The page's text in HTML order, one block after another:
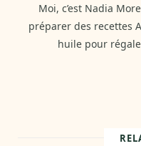
Moi, c’est Nadia
préparer des recettes
huile pour